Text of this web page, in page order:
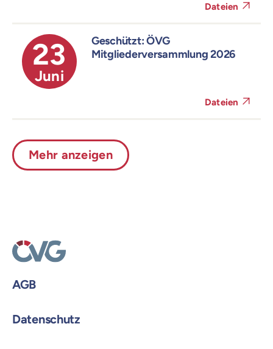
Dateien
23
Juni
Geschützt: ÖVG
Mitgliederversammlung 2026
Dateien
Mehr anzeigen
AGB
Datenschutz